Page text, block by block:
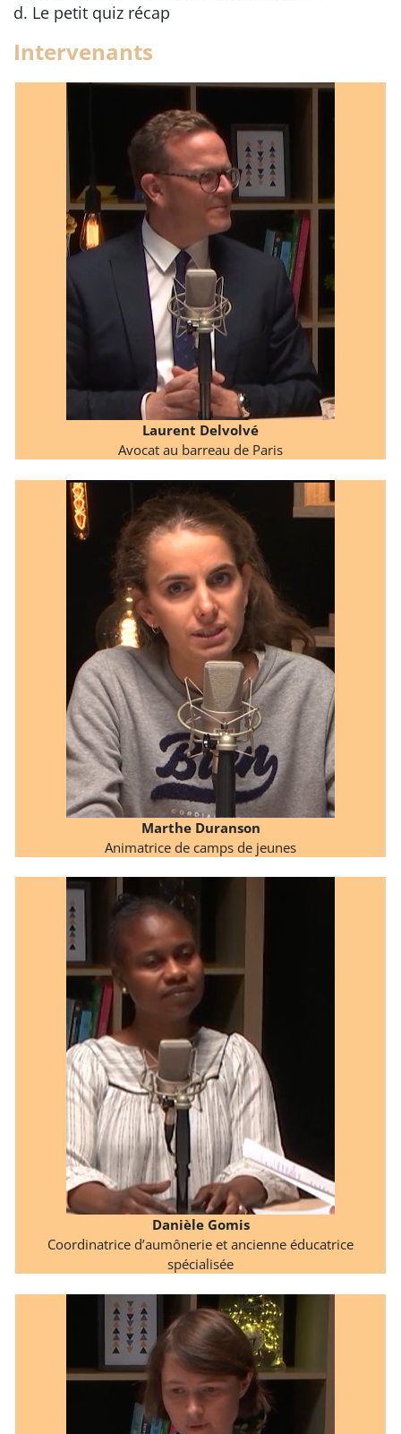
d. Le petit quiz récap
Intervenants
Laurent Delvolvé
Avocat au barreau de Paris
Marthe Duranson
Animatrice de camps de jeunes
Danièle Gomis
Coordinatrice d’aumônerie et ancienne éducatrice
spécialisée